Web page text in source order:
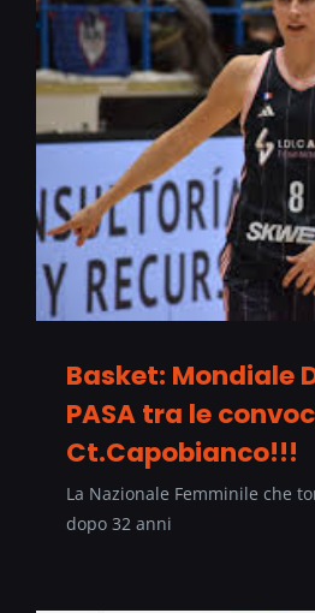
Basket: Mondiale
PASA tra le
Ct.Capobianco!!!
La Nazionale Femminile che
dopo 32 anni